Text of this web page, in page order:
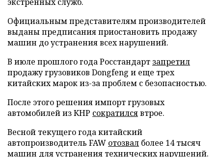
Официальным представителям производителей
выданы предписания приостановить продажу
машин до устранения всех нарушений.
В июле прошлого года Росстандарт запретил
продажу грузовиков Dongfeng и еще трех
китайских марок из-за проблем с безопасностью.
После этого решения импорт грузовых
автомобилей из КНР сократилсявтрое.
Весной текущего года китайский
автопроизводитель FAW отозвал более 14 тысяч
машин для устранения технических нарушений.